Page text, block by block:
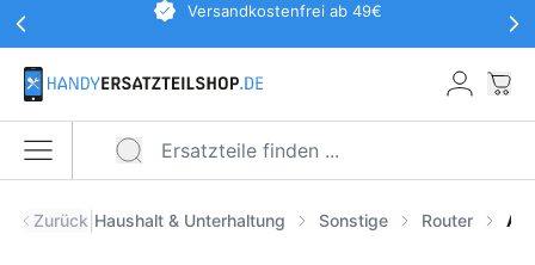
Zum Hauptinhalt springen
Werbeaktionen KopfzeileVersandkostenfrei ab 49€
Menü öffnen
Zurück Haushalt & Unterhaltung Sonstige Router